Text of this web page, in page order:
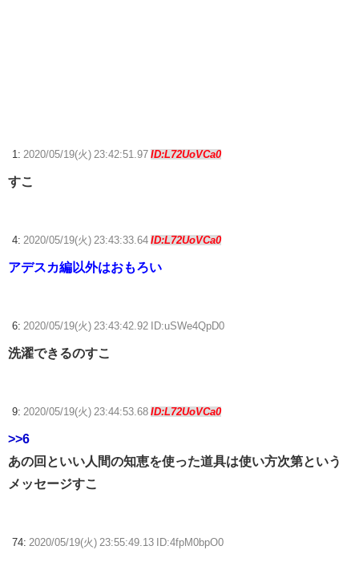
【ウマ娘】ディザイアの謎ポーズ、完全にアレと一致ｗｗｗ
【競馬】G1・2勝 アスコリピチェーノが引退 繁殖入りへ
1: 2020/05/19(火) 23:42:51.97 ID:L72UoVCa0
すこ
4: 2020/05/19(火) 23:43:33.64 ID:L72UoVCa0
アデスカ編以外はおもろい
6: 2020/05/19(火) 23:43:42.92 ID:uSWe4QpD0
洗濯できるのすこ
9: 2020/05/19(火) 23:44:53.68 ID:L72UoVCa0
>>6
あの回といい人間の知恵を使った道具は使い方次第という
メッセージすこ
74: 2020/05/19(火) 23:55:49.13 ID:4fpM0bpO0